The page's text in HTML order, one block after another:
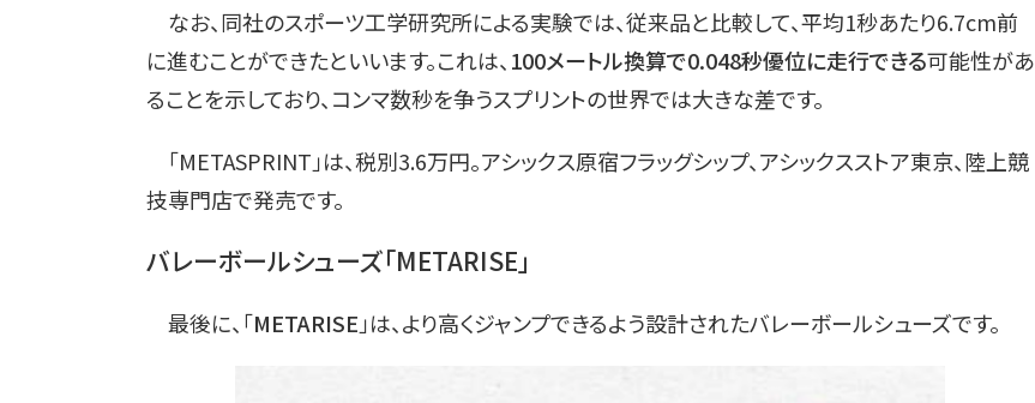
なお、同社のスポーツ工学研究所による実験では、従来品と比較して、平均1秒あたり6.7cm前
に進むことができたといいます。これは、 100メートル換算で0.048秒優位に走行できる可能性があ
ることを示しており、コンマ数秒を争うスプリントの世界では大きな差です。
「METASPRINT」は、税別3.6万円。アシックス原宿フラッグシップ、アシックスストア東京、陸上競
技専門店で発売です。
バレーボールシューズ「METARISE」
最後に、「METARISE 」は、より高くジャンプできるよう設計されたバレーボールシューズです。